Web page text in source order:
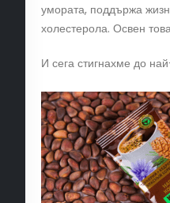
умората, поддържа
холестерола. Освен
И сега стигнахме до